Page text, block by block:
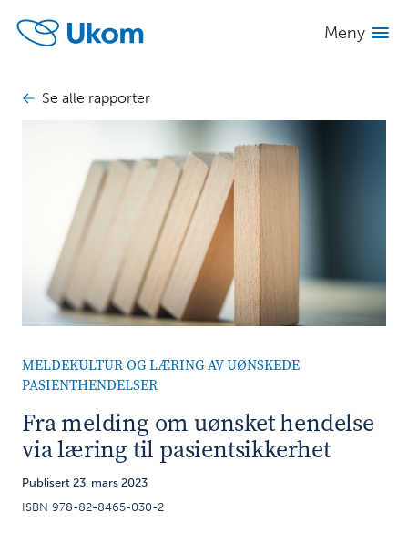
Meny
rapporter
innhold
Meldekultur
uønskede
pasienthendelser
Sammendrag
Bakgrunn
uønsket
læring til
pasientsikkerhet
N
a
Se alle rapporter
MELDEKULTUR OG LÆRING AV UØNSKEDE
PASIENTHENDELSER
Fra melding om uønsket hendelse
via læring til pasientsikkerhet
Publisert 23. mars 2023
ISBN 978-82-8465-030-2